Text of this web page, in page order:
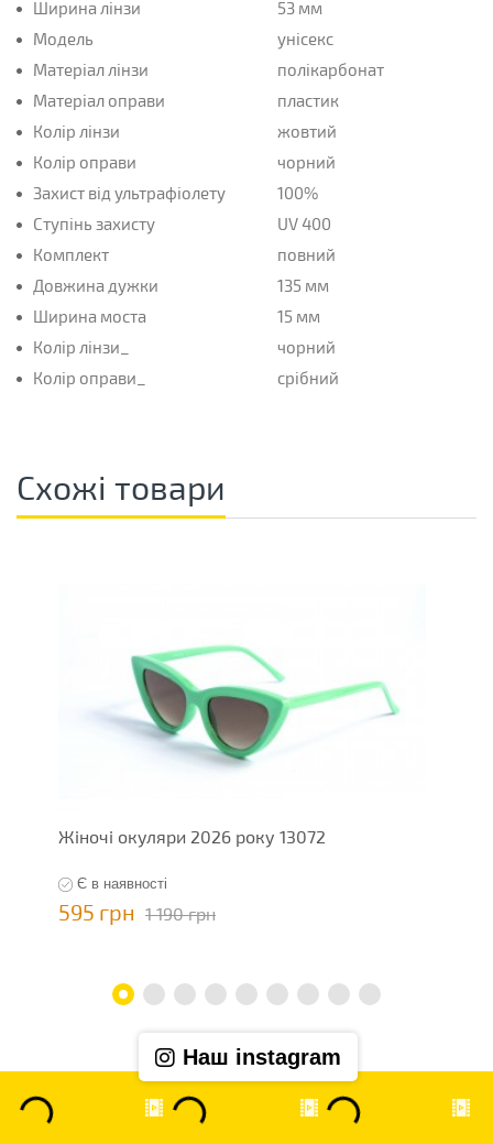
Ширина лінзи
53 мм
Модель
унісекс
Матеріал лінзи
полікарбонат
Матеріал оправи
пластик
Колір лінзи
жовтий
Колір оправи
чорний
Захист від ультрафіолету
100%
Ступінь захисту
UV 400
Комплект
повний
Довжина дужки
135 мм
Ширина моста
15 мм
Колір лінзи_
чорний
Колір оправи_
срібний
Схожі товари
Жіночі окуляри 2026 року 13072
Є в наявності
595 грн 1 190 грн
Наш instagram